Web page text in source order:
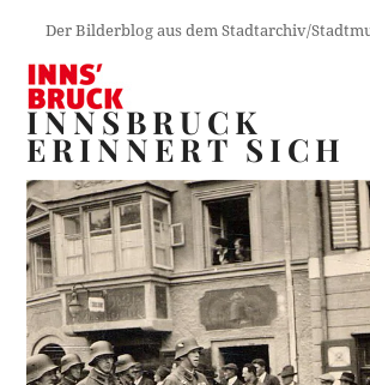
Der Bilderblog aus dem Stadtarchiv/
INNSBRUCK
ERINNERT SICH